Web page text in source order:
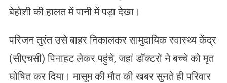
बेहोशी की हालत में पानी में पड़ा देखा।
परिजन तुरंत उसे बाहर निकालकर सामुदायिक स्वास्थ्य केंद्र
(सीएचसी) पिनाहट लेकर पहुंचे, जहां डॉक्टरों ने बच्चे को मृत
घोषित कर दिया। मासूम की मौत की खबर सुनते ही परिवार